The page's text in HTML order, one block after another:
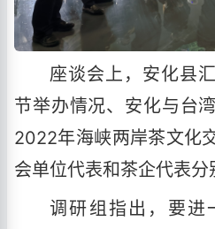
座谈会上，安化县
节举办情况、安化与台
2022年海峡两岸茶文化
会单位代表和茶企代表分
调研组指出，要进